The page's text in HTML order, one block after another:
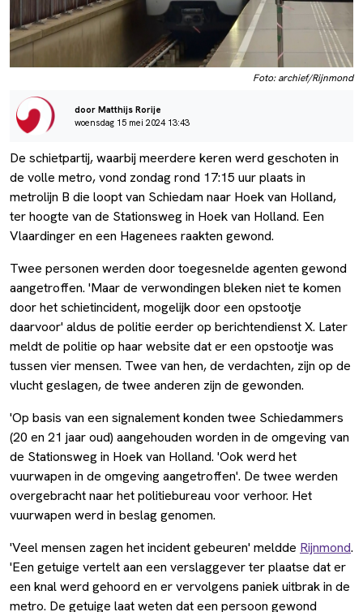
Foto: archief/Rijnmond
door Matthijs Rorije
woensdag 15 mei 2024 13:43
De schietpartij, waarbij meerdere keren werd geschoten in
de volle metro, vond zondag rond 17:15 uur plaats in
metrolijn B die loopt van Schiedam naar Hoek van Holland,
ter hoogte van de Stationsweg in Hoek van Holland. Een
Vlaardinger en een Hagenees raakten gewond.
Twee personen werden door toegesnelde agenten gewond
aangetroffen. 'Maar de verwondingen bleken niet te komen
door het schietincident, mogelijk door een opstootje
daarvoor' aldus de politie eerder op berichtendienst X. Later
meldt de politie op haar website dat er een opstootje was
tussen vier mensen. Twee van hen, de verdachten, zijn op de
vlucht geslagen, de twee anderen zijn de gewonden.
'Op basis van een signalement konden twee Schiedammers
(20 en 21 jaar oud) aangehouden worden in de omgeving van
de Stationsweg in Hoek van Holland. 'Ook werd het
vuurwapen in de omgeving aangetroffen'. De twee werden
overgebracht naar het politiebureau voor verhoor. Het
vuurwapen werd in beslag genomen.
'Veel mensen zagen het incident gebeuren' meldde Rijnmond.
'Een getuige vertelt aan een verslaggever ter plaatse dat er
een knal werd gehoord en er vervolgens paniek uitbrak in de
metro. De getuige laat weten dat een persoon gewond